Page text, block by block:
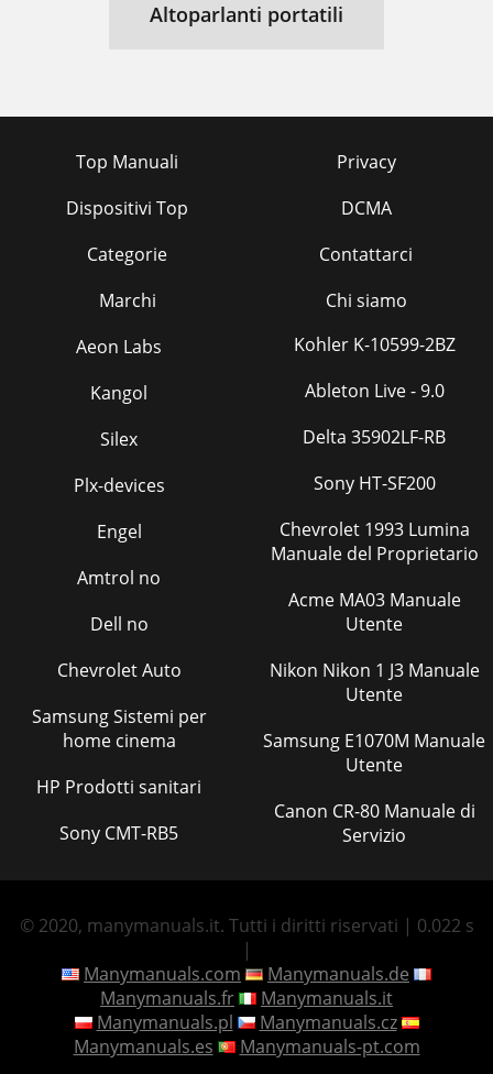
Altoparlanti portatili
Top Manuali
Dispositivi Top
Categorie
Marchi
Privacy
DCMA
Contattarci
Chi siamo
Aeon Labs
Kangol
Silex
Plx-devices
Engel
Amtrol no
Dell no
Chevrolet Auto
Samsung Sistemi per
home cinema
HP Prodotti sanitari
Sony CMT-RB5
Kohler K-10599-2BZ
Ableton Live - 9.0
Delta 35902LF-RB
Sony HT-SF200
Chevrolet 1993 Lumina
Manuale del Proprietario
Acme MA03 Manuale
Utente
Nikon Nikon 1 J3 Manuale
Utente
Samsung E1070M Manuale
Utente
Canon CR-80 Manuale di
Servizio
© 2020, manymanuals.it. Tutti i diritti riservati | 0.022 s
|
Manymanuals.com
Manymanuals.de
Manymanuals.fr
Manymanuals.it
Manymanuals.pl
Manymanuals.cz
Manymanuals.es
Manymanuals-pt.com